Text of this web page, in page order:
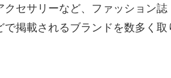
セサリーなど、ファッション誌
掲載されるブランドを数多く取